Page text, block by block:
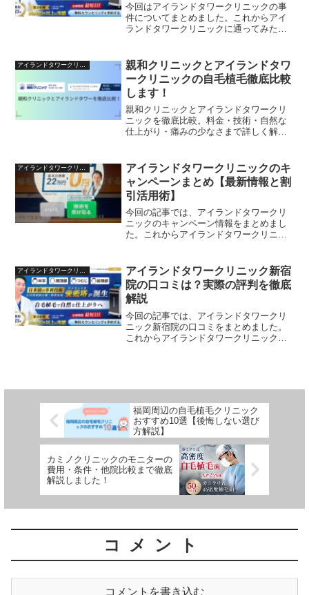
今回はアイランドタワークリニックの事
件についてまとめました。これからアイ
ランドタワークリニックに通ってみたい
親和クリニックとアイランドタワ
ークリニックの自毛植毛徹底比較
します！
親和クリニックとアイランドタワークリ
ニックを徹底比較。料金・技術・自然な
仕上がり・痛みの少なさまで詳しく解
アイランドタワークリニックのキ
ャンペーンまとめ【最新情報と割
引活用術】
今回の記事では、アイランドタワークリ
ニックのキャンペーン情報をまとめまし
た。これからアイランドタワークリニッ
ね。
アイランドタワークリニック
アイランドタワークリニック新宿
院の口コミは？実際の評判を徹底
解説
今回の記事では、アイランドタワークリ
ニック新宿院の口コミをまとめました。
これからアイランドタワークリニック新
福岡周辺の自毛植毛クリニック
おすすめ10選【後悔しない選び
方解説】
カミノクリニックのモニターの
費用・条件・他院比較まで徹底
解説しました！
コメント
コメントを書き込む